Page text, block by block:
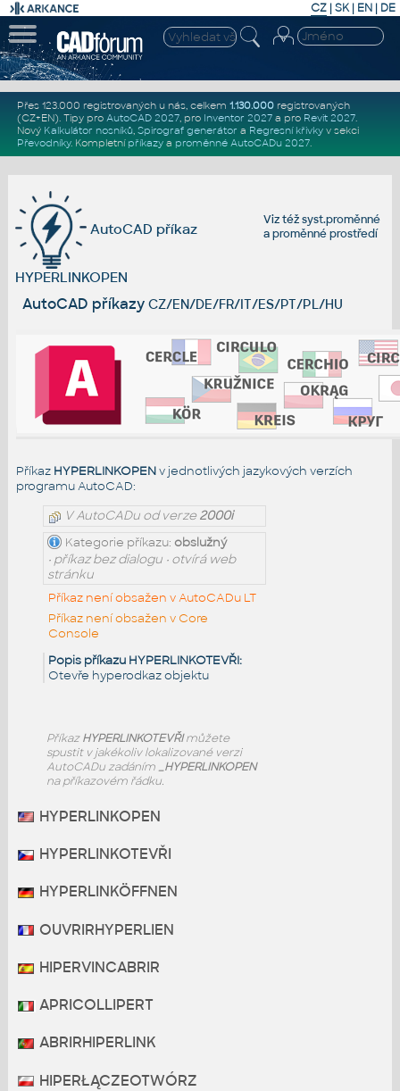
CZ | SK| EN | DE
Přes 123.000 registrovaných u nás, celkem 1.130.000registrovaných
(CZ+EN). Tipy pro AutoCAD 2027, pro Inventor 2027a pro Revit 2027.
Nový Kalkulátor nosníků, Spirograf generátor a Regresní křivkyv sekci
Převodníky. Kompletní příkazya proměnné AutoCADu 2027.
Viz téžsyst.proměnné
aproměnné prostředí
AutoCAD příkaz
HYPERLINKOPEN
AutoCAD příkazy CZ/EN/DE/FR/IT/ES/PT/PL/HU
Příkaz HYPERLINKOPENv jednotlivých jazykových verzích
programu AutoCAD:
V AutoCADu od verze2000i
Kategorie příkazu: obslužný
• příkaz bez dialogu • otvírá web
stránku
Příkaz není obsažen v AutoCADu LT
Příkaz není obsažen v Core
Console
Popis příkazu HYPERLINKOTEVŘI:
Otevře hyperodkaz objektu
PříkazHYPERLINKOTEVŘImůžete
spustit v jakékoliv lokalizované verzi
AutoCADu zadáním _HYPERLINKOPEN
na příkazovém řádku.
HYPERLINKOPEN
HYPERLINKOTEVŘI
HYPERLINKÖFFNEN
OUVRIRHYPERLIEN
HIPERVINCABRIR
APRICOLLIPERT
ABRIRHIPERLINK
HIPERŁĄCZEOTWÓRZ